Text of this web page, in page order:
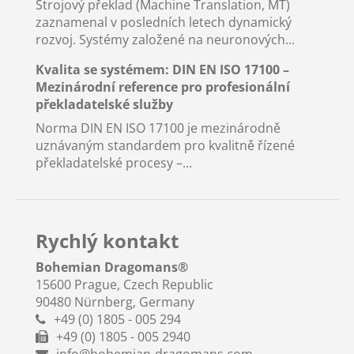
Strojový překlad (Machine Translation, MT)
zaznamenal v posledních letech dynamický
rozvoj. Systémy založené na neuronových...
Kvalita se systémem: DIN EN ISO 17100 –
Mezinárodní reference pro profesionální
překladatelské služby
Norma DIN EN ISO 17100 je mezinárodně
uznávaným standardem pro kvalitně řízené
překladatelské procesy –...
Rychlý kontakt
Bohemian Dragomans®
15600 Prague, Czech Republic
90480 Nürnberg, Germany
+49 (0) 1805 - 005 294
+49 (0) 1805 - 005 2940